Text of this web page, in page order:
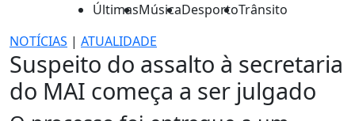
ÚltimasMúsicaDesportoTrânsito
NOTÍCIAS | ATUALIDADE
Suspeito do assalto à secretaria
do MAI começa a ser julgado